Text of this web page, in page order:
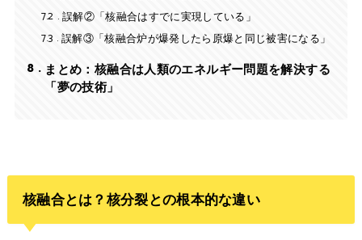
7.2 誤解②「核融合はすでに実現している」
7.3 誤解③「核融合炉が爆発したら原爆と同じ被害になる」
8
まとめ：核融合は人類のエネルギー問題を解決する
「夢の技術」
核融合とは？核分裂との根本的な違い